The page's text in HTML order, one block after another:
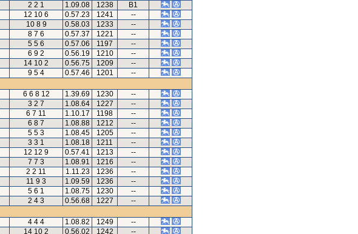
2 2 1 1.09.08 1238
B1
12 10 6 0.57.23 1241
--
10 8 9 0.58.03 1233
--
8 7 6 0.57.37 1221
--
5 5 6 0.57.06 1197
--
6 9 2 0.56.19 1210
--
14 10 2 0.56.75 1209
--
9 5 4 0.57.46 1201
--
6 6 8 12 1.39.69 1230
--
3 2 7 1.08.64 1227
--
6 7 11 1.10.17 1198
--
6 8 7 1.08.88 1212
--
5 5 3 1.08.45 1205
--
3 3 1 1.08.18 1211
--
12 12 9 0.57.41 1213
--
7 7 3 1.08.91 1216
--
2 2 11 1.11.23 1236
--
11 9 3 1.09.59 1236
--
5 6 1 1.08.75 1230
--
2 4 3 0.56.68 1227
--
4 4 4 1.08.82 1249
--
14 10 2 0.56.02 1242 --